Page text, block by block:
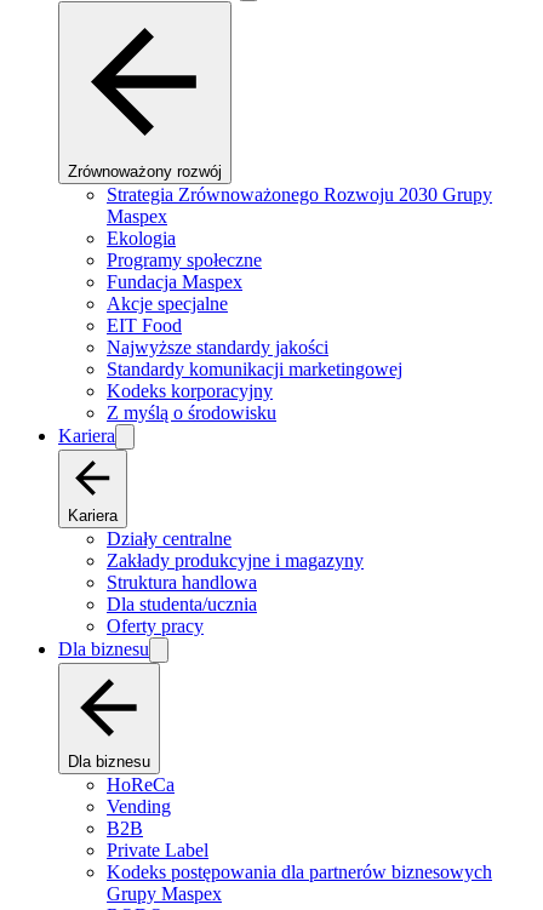
Zrównoważony rozwój
Strategia Zrównoważonego Rozwoju 2030 Grupy
Maspex
Ekologia
Programy społeczne
Fundacja Maspex
Akcje specjalne
EIT Food
Najwyższe standardy jakości
Standardy komunikacji marketingowej
Kodeks korporacyjny
Z myślą o środowisku
Kariera
Kariera
Działy centralne
Zakłady produkcyjne i magazyny
Struktura handlowa
Dla studenta/ucznia
Oferty pracy
Dla biznesu
Dla biznesu
HoReCa
Vending
B2B
Private Label
Kodeks postępowania dla partnerów biznesowych
Grupy Maspex